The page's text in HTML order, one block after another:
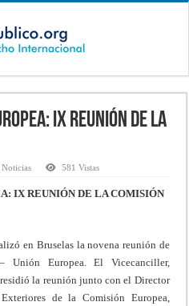
IX REUNIÓN DE LA
Noticias 581 Vistas
IX REUNIÓN DE LA COMISIÓN
en Bruselas la novena reunión de
Europea. El Vicecanciller,
la reunión junto con el Director
de la Comisión Europea,